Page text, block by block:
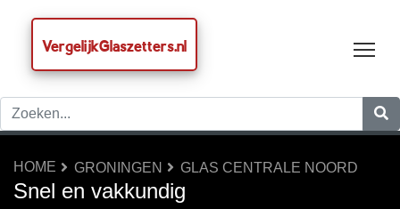
VergelijkGlaszetters.nl
HOME GRONINGEN GLAS CENTRALE NOORD
Snel en vakkundig